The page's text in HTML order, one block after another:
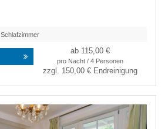
Schlafzimmer
ab 115,00 €
pro Nacht / 4 Personen
zzgl. 150,00 € Endreinigung